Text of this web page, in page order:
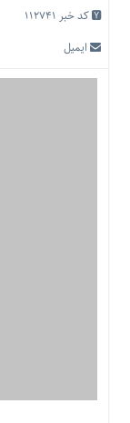
اصلی
خانه
کد خبر 112741
ایمیل